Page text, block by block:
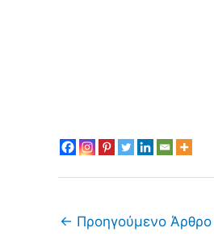
← Προηγούμενο Άρθρο